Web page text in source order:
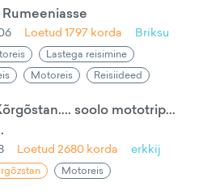
Loetud 1797 korda Briksu
Lastega reisimine
Motoreis Reisiideed
soolo mototrip...
Loetud 2680 korda erkkij
Motoreis